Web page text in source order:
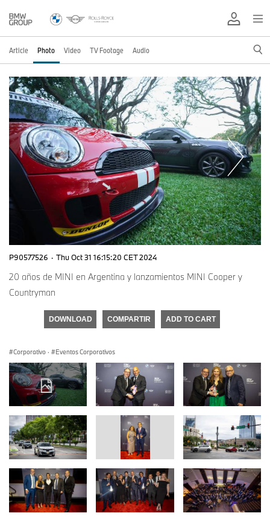
Article Photo Video TV Footage Audio
P90577526 · Thu Oct 31 16:15:20 CET 2024
20 años de MINI en Argentina y lanzamientos MINI Cooper y
Countryman
DOWNLOAD COMPARTIR ADD TO CART
Corporativo · Eventos Corporativos